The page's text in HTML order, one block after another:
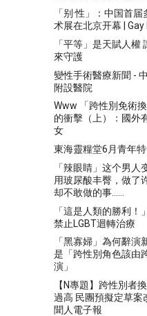
「别·性」：中国首
术展在北京开幕 | Gay
「平等」是天賦人權
來守護
變性手術醫療新聞 -
附設醫院
Www 「跨性別免術
的衝擊（上）：國外
女
東海靈糧堂6月青年特
「辣眼睛」这个男人
用玻尿酸丰臀，做了
却不敢做的事……
「這是人類的勝利！
禁止LGBT迴轉治療
「黑寡婦」為何辭演
是「跨性別角色該由
演」
【N專題】跨性別者
過高 民團預擬定草案
聞人電子報